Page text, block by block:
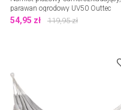
parawan ogrodowy UV50 Outtec
54,95 zł 119,95zł